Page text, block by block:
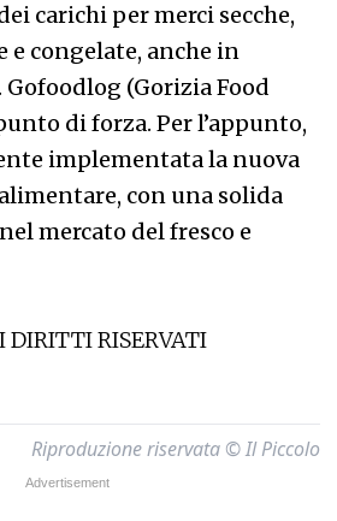
carichi per merci secche,
e congelate, anche in
(Gorizia Food
di forza. Per l’appunto,
implementata la nuova
con una solida
mercato del fresco e
DIRITTI RISERVATI
Riproduzione riservata © Il Piccolo